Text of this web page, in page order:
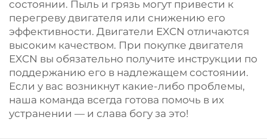
состоянии. Пыль и грязь могут привести к
перегреву двигателя или снижению его
эффективности. Двигатели EXCN отличаются
высоким качеством. При покупке двигателя
EXCN вы обязательно получите инструкции по
поддержанию его в надлежащем состоянии.
Если у вас возникнут какие-либо проблемы,
наша команда всегда готова помочь в их
устранении — и слава богу за это!